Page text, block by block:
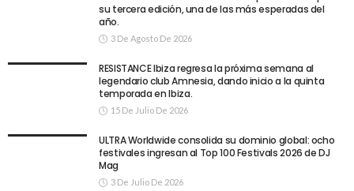
su tercera edición, una de las más esperadas del
año.
3 De Agosto De 2026
RESISTANCE Ibiza regresa la próxima semana al
legendario club Amnesia, dando inicio a la quinta
temporada en Ibiza.
15 De Julio De 2026
ULTRA Worldwide consolida su dominio global: ocho
festivales ingresan al Top 100 Festivals 2026 de DJ
Mag
3 De Julio De 2026